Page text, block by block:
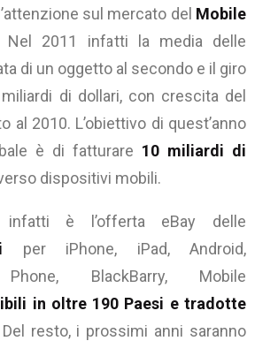
sul mercato del Mobile
Nel 2011 infatti la media delle
di un oggetto al secondo e il giro
di dollari, con crescita del
al 2010. L’obiettivo di quest’anno
è di fatturare 10 miliardi di
dispositivi mobili.
infatti è l’offerta eBay delle
per iPhone, iPad, Android,
BlackBarry, Mobile
in oltre 190 Paesi e tradotte
resto, i prossimi anni saranno